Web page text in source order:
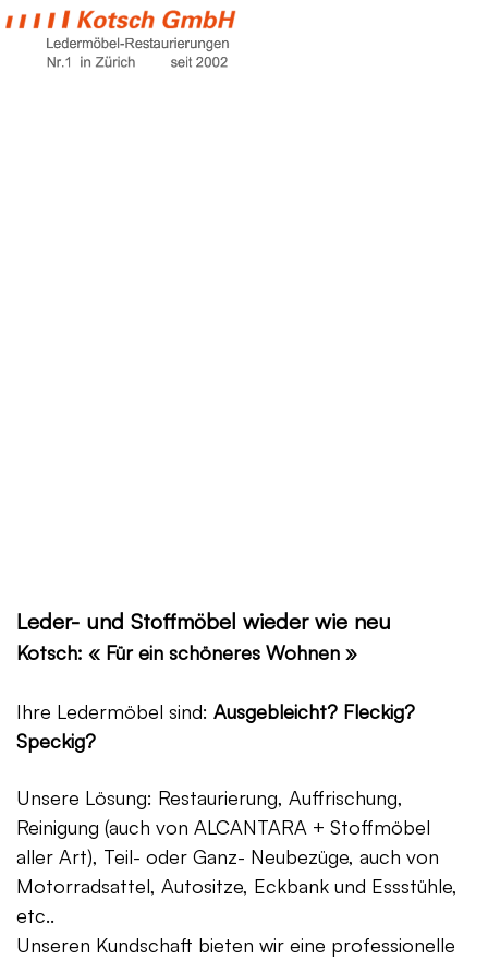
Leder- und Stoffmöbel wieder wie neu
Kotsch: « Für ein schöneres Wohnen »
Ihre Ledermöbel sind: Ausgebleicht? Fleckig?
Speckig?
Unsere Lösung: Restaurierung, Auffrischung,
Reinigung (auch von ALCANTARA + Stoffmöbel
aller Art), Teil- oder Ganz- Neubezüge, auch von
Motorradsattel, Autositze, Eckbank und Essstühle,
etc..
Unseren Kundschaft bieten wir eine professionelle